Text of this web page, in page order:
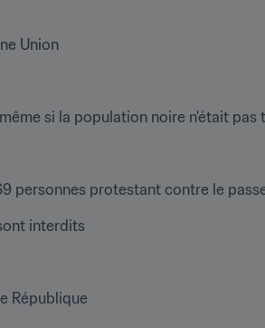
Union
si la population noire n'était
personnes protestant contre le
interdits
République